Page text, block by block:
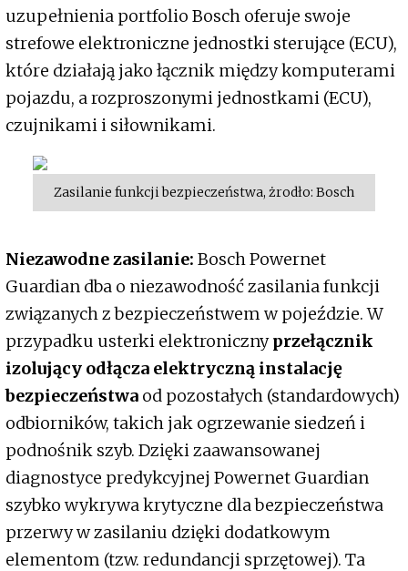
uzupełnienia portfolio Bosch oferuje swoje
strefowe elektroniczne jednostki sterujące (ECU),
które działają jako łącznik między komputerami
pojazdu, a rozproszonymi jednostkami (ECU),
czujnikami i siłownikami.
Zasilanie funkcji bezpieczeństwa, żrodło: Bosch
Niezawodne zasilanie: Bosch Powernet
Guardian dba o niezawodność zasilania funkcji
związanych z bezpieczeństwem w pojeździe. W
przypadku usterki elektronicznyprzełącznik
izolujący odłącza elektryczną instalację
bezpieczeństwa od pozostałych (standardowych)
odbiorników, takich jak ogrzewanie siedzeń i
podnośnik szyb. Dzięki zaawansowanej
diagnostyce predykcyjnej Powernet Guardian
szybko wykrywa krytyczne dla bezpieczeństwa
przerwy w zasilaniu dzięki dodatkowym
elementom (tzw. redundancji sprzętowej). Ta